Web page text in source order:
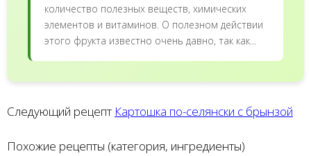
количество полезных веществ, химических
элементов и витаминов. О полезном действии
этого фрукта известно очень давно, так как...
Следующий рецепт Картошка по-селянски с брынзой
Похожие рецепты (категория, ингредиенты)